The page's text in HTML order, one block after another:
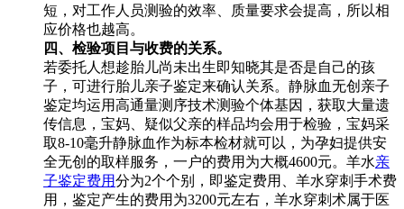
短，对工作人员测验的效率、质量要求会提高，所以相
应价格也越高。
四、检验项目与收费的关系。
若委托人想趁胎儿尚未出生即知晓其是否是自己的孩
子，可进行胎儿亲子鉴定来确认关系。静脉血无创亲子
鉴定均运用高通量测序技术测验个体基因，获取大量遗
传信息，宝妈、疑似父亲的样品均会用于检验，宝妈采
取8-10毫升静脉血作为标本检材就可以，为孕妇提供安
全无创的取样服务，一户的费用为大概4600元。羊水亲
子鉴定费用分为2个个别，即鉴定费用、羊水穿刺手术费
用，鉴定产生的费用为3200元左右，羊水穿刺术属于医